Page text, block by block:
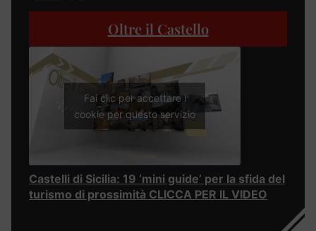
Oltre il Castello
Fai clic per accettare i
cookie per questo servizio
Castelli di Sicilia: 19 ‘mini guide’ per la sfida del
turismo di prossimità CLICCA PER IL VIDEO